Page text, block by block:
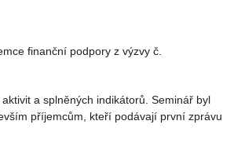
finanční podpory z výzvy č.
a splněných indikátorů. Seminář byl
příjemcům, kteří podávají první zprávu